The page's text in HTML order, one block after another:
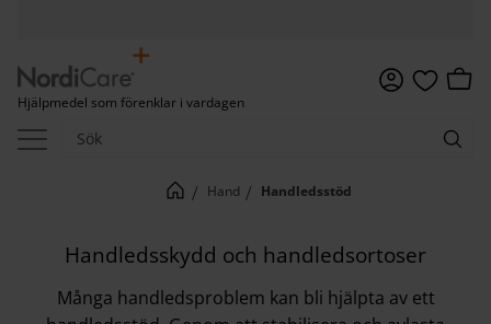
Hjälpmedel som förenklar i vardagen
Favoriter
Hand Handledsstöd
Handledsskydd och handledsortoser
Många handledsproblem kan bli hjälpta av ett